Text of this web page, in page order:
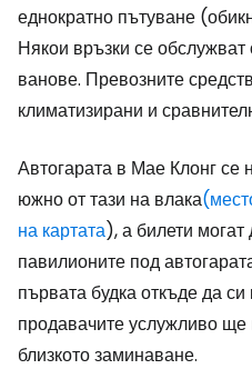
еднократно пътуване
Някои връзки се
ванове. Превозните
климатизирани и
Автогарата в Мае Клонг
южно от тази на влака
на картата), а билети могат
павилионите под
първата будка откъде да
продавачите услужливо
близкото заминаване.